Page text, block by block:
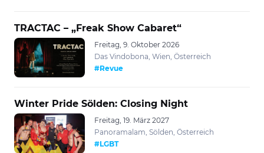
TRACTAC – „Freak Show Cabaret“
Freitag, 9. Oktober 2026
Das Vindobona, Wien, Österreich
#Revue
Winter Pride Sölden: Closing Night
Freitag, 19. März 2027
Panoramalam, Sölden, Österreich
#LGBT